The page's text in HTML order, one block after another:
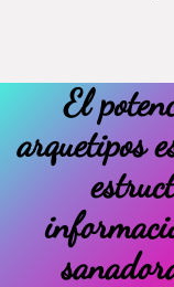
El
arquetipos